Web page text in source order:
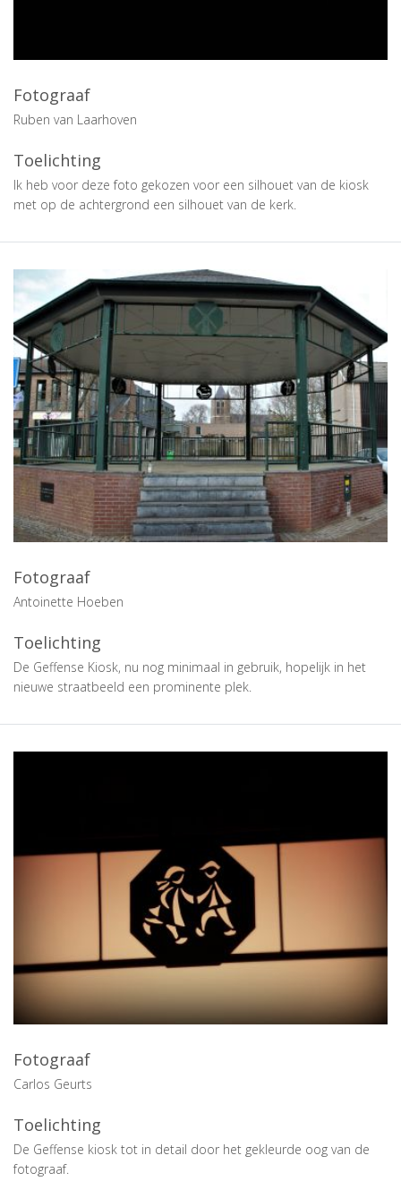
Fotograaf
Ruben van Laarhoven
Toelichting
Ik heb voor deze foto gekozen voor een silhouet van de kiosk
met op de achtergrond een silhouet van de kerk.
Fotograaf
Antoinette Hoeben
Toelichting
De Geffense Kiosk, nu nog minimaal in gebruik, hopelijk in het
nieuwe straatbeeld een prominente plek.
Fotograaf
Carlos Geurts
Toelichting
De Geffense kiosk tot in detail door het gekleurde oog van de
fotograaf.